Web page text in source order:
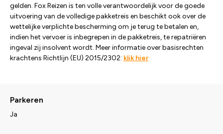
gelden. Fox Reizen is ten volle verantwoordelijk voor de goede
uitvoering van de volledige pakketreis en beschikt ook over de
wettelijke verplichte bescherming om je terug te betalen en,
indien het vervoer is inbegrepen in de pakketreis, te repatriëren
ingeval zij insolvent wordt. Meer informatie over basisrechten
krachtens Richtlijn (EU) 2015/2302: klik hier
Parkeren
Ja